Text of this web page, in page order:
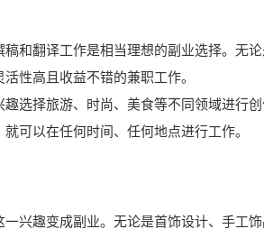
和翻译工作是相当理想的副业选择。无
性高且收益不错的兼职工作。
选择旅游、时尚、美食等不同领域进行
可以在任何时间、任何地点进行工作。
兴趣变成副业。无论是首饰设计、手工